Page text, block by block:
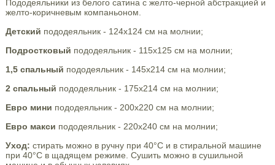
Пододеяльники из белого сатина с желто-черной абстракцией и
желто-коричневым компаньоном.
Детский пододеяльник - 124х124 см на молнии;
Подростковый пододеяльник - 115х125 см на молнии;
1,5 спальный пододеяльник - 145х214 см на молнии;
2 спальный пододеяльник - 175х214 см на молнии;
Евро мини пододеяльник - 200х220 см на молнии;
Евро макси пододеяльник - 220х240 см на молнии;
Уход: стирать можно в ручну при 40°С и в стиральной машине
при 40°С в щадящем режиме. Сушить можно в сушильной